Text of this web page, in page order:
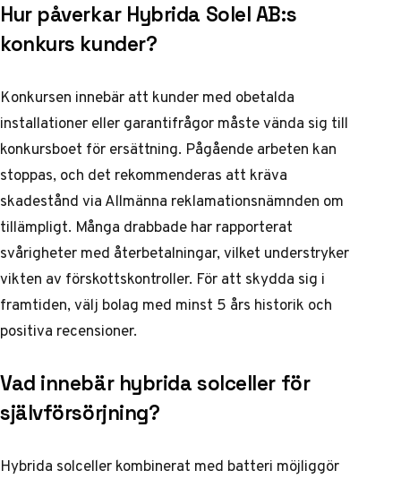
Hur påverkar Hybrida Solel AB:s
konkurs kunder?
Konkursen innebär att kunder med obetalda
installationer eller garantifrågor måste vända sig till
konkursboet för ersättning. Pågående arbeten kan
stoppas, och det rekommenderas att kräva
skadestånd via Allmänna reklamationsnämnden om
tillämpligt. Många drabbade har rapporterat
svårigheter med återbetalningar, vilket understryker
vikten av förskottskontroller. För att skydda sig i
framtiden, välj bolag med minst 5 års historik och
positiva recensioner.
Vad innebär hybrida solceller för
självförsörjning?
Hybrida solceller kombinerat med batteri möjliggör